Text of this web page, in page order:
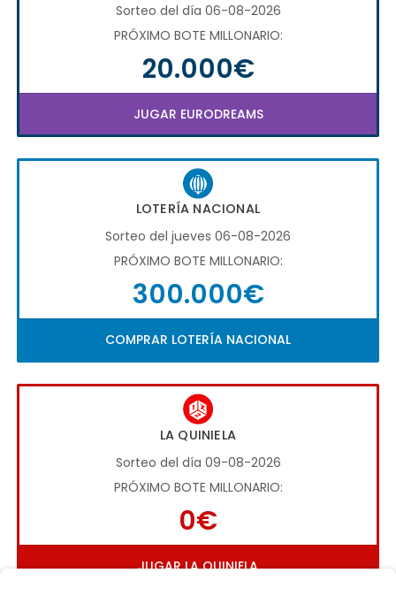
Sorteo del día 06-08-2026
PRÓXIMO BOTE MILLONARIO:
20.000€
JUGAR EURODREAMS
LOTERÍA NACIONAL
Sorteo del jueves 06-08-2026
PRÓXIMO BOTE MILLONARIO:
300.000€
COMPRAR LOTERÍA NACIONAL
LA QUINIELA
Sorteo del día 09-08-2026
PRÓXIMO BOTE MILLONARIO:
0€
JUGAR LA QUINIELA